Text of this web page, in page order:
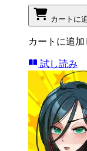
カートに
カートに追加
試し読み